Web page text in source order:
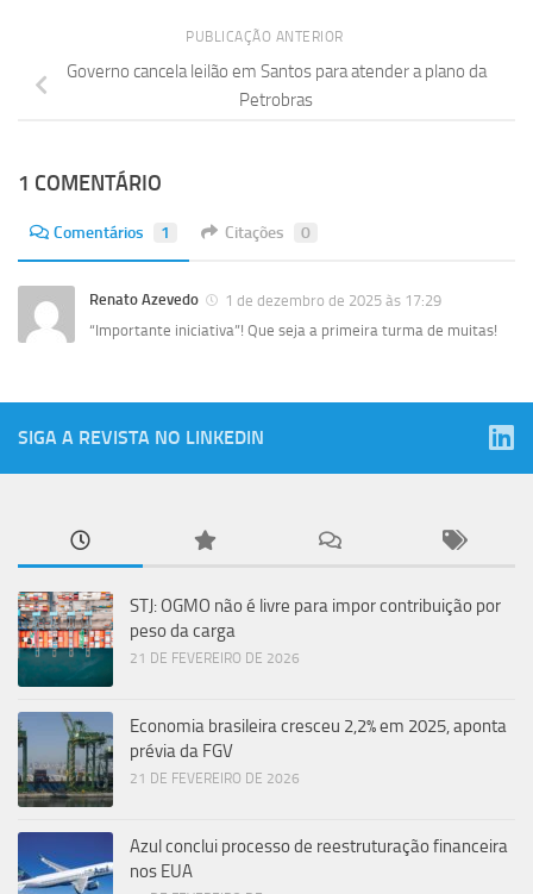
PUBLICAÇÃO ANTERIOR
Governo cancela leilão em Santos para atender a plano da
Petrobras
1 COMENTÁRIO
Comentários 1 Citações 0
Renato Azevedo
1 de dezembro de 2025 às 17:29
“Importante iniciativa”! Que seja a primeira turma de muitas!
SIGA A REVISTA NO LINKEDIN
STJ: OGMO não é livre para impor contribuição por
peso da carga
21 DE FEVEREIRO DE 2026
Economia brasileira cresceu 2,2% em 2025, aponta
prévia da FGV
21 DE FEVEREIRO DE 2026
Azul conclui processo de reestruturação financeira
nos EUA